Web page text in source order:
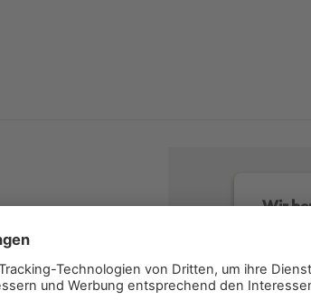
Wir
Wir
lesen